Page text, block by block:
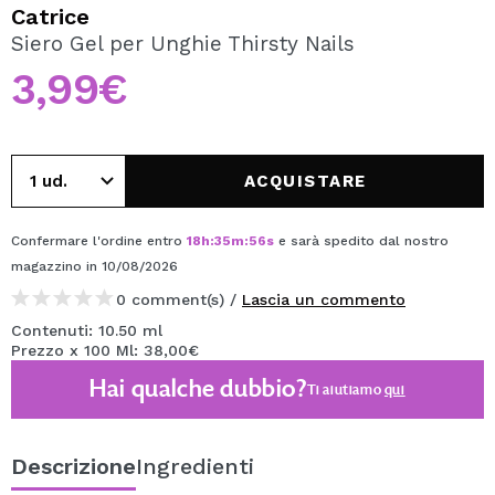
Creando un account su Maquibeauty.it potrai fare i tuoi
acquisti velocemente, controllare lo stato dei tuoi ordini e
consultare le tue operazioni precedenti.
CREARE UN ACCOUNT
Catrice
Siero Gel per Unghie Thirsty Nails
3,99€
ACQUISTARE
Confermare l'ordine entro 18h:35m:56s e sarà spedito dal nostro
magazzino in 10/08/2026
0 comment(s) / Lascia un commento
Contenuti: 10.50 ml
Prezzo x 100 Ml: 38,00€
Hai qualche dubbio?Ti aiutiamoqui
DescrizioneIngredienti